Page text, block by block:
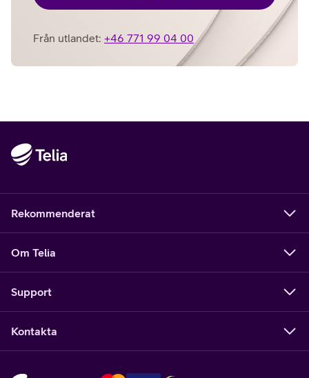
Från utlandet: +46 771 99 04 00
Rekommenderat
Om Telia
Support
Kontakta